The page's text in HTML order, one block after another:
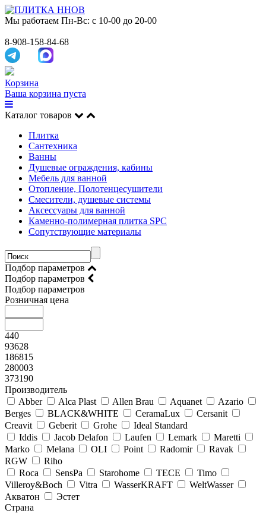
Мы работаем Пн-Вс: с 10-00 до 20-00
8-908-158-84-68
Корзина
Ваша корзина пуста
Каталог товаров
Плитка
Сантехника
Ванны
Душевые ограждения, кабины
Мебель для ванной
Отопление, Полотенцесушители
Смесители, душевые системы
Аксессуары для ванной
Каменно-полимерная плитка SPC
Сопутствующие материалы
Подбор параметров
Подбор параметров
Подбор параметров
Розничная цена
440
93628
186815
280003
373190
Производитель
Abber
Alca Plast Allen Brau Aquanet
Azario
Berges
BLACK&WHITE CeramaLux
Cersanit
Creavit
Geberit Grohe
Ideal Standard
Iddis
Jacob Delafon Laufen Lemark
Maretti
Marko
Melana OLI Point Radomir
Ravak
RGW
Riho
Roca
SensPa Starohome TECE
Timo
Villeroy&Boсh
Vitra WasserKRAFT
WeltWasser
Акватон
Эстет
Страна